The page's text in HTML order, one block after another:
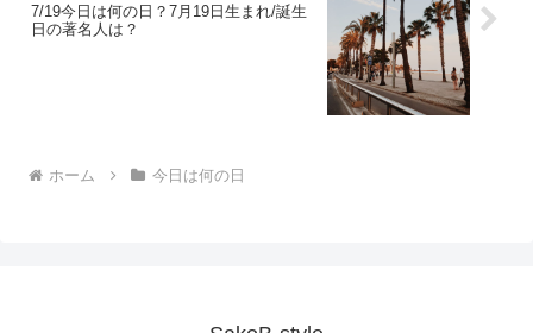
7/19今日は何の日？7月19日生まれ/誕生
日の著名人は？
ホーム 今日は何の日